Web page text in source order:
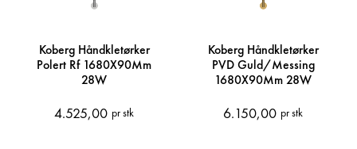
Koberg Håndkletørker
Polert Rf 1680X90Mm
28W
4.525,00 pr stk
Koberg Håndkletørker
PVD Guld/Messing
1680X90Mm 28W
6.150,00 pr stk